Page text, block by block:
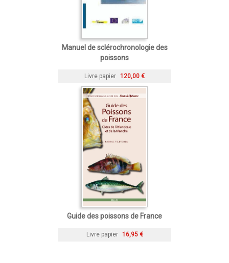
Manuel de sclérochronologie des
poissons
Livre papier 120,00 €
Guide des poissons de France
Livre papier 16,95 €